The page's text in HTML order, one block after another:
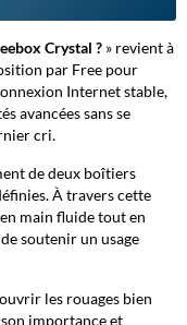
Crystal ? » revient à
par Free pour
Internet stable,
avancées sans se
cri.
de deux boîtiers
À travers cette
main fluide tout en
soutenir un usage
les rouages bien
importance et